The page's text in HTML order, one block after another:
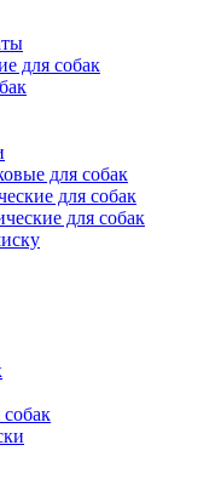
для собак
для собак
для собак
для собак